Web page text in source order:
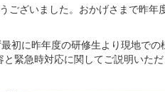
ざいました。おかげさまで昨年
初に昨年度の研修生より現地での
緊急時対応に関してご説明いた